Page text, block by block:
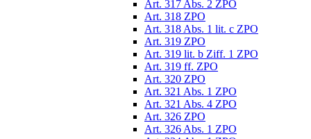
Art. 317 Abs. 2 ZPO
Art. 318 ZPO
Art. 318 Abs. 1 lit. c ZPO
Art. 319 ZPO
Art. 319 lit. b Ziff. 1 ZPO
Art. 319 ff. ZPO
Art. 320 ZPO
Art. 321 Abs. 1 ZPO
Art. 321 Abs. 4 ZPO
Art. 326 ZPO
Art. 326 Abs. 1 ZPO